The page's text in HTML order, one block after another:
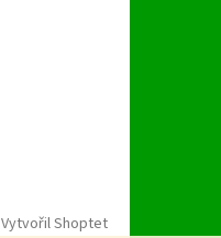
Vytvořil Shoptet